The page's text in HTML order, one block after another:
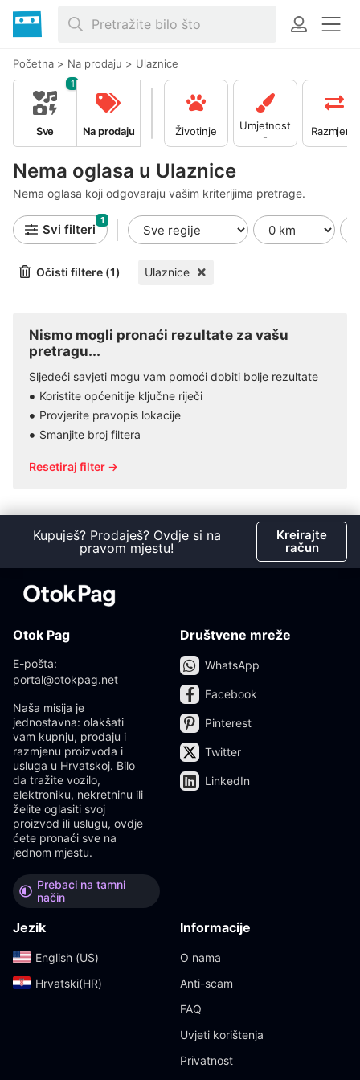
Početna > Na prodaju > Ulaznice
Nema oglasa u Ulaznice
Nema oglasa koji odgovaraju vašim kriterijima pretrage.
Sve
1
Na prodaju Životinje
Umjetnost
-
Kolekciona
Razmjena
Svi filteri
1
Očisti filtere (1) Ulaznice
Nismo mogli pronaći rezultate za vašu
pretragu...
Sljedeći savjeti mogu vam pomoći dobiti bolje rezultate
Koristite općenitije ključne riječi
Provjerite pravopis lokacije
Smanjite broj filtera
Resetiraj filter →
Kupuješ? Prodaješ? Ovdje si na
pravom mjestu!
Kreirajte
račun
Otok Pag
E-pošta:
portal@otokpag.net
Naša misija je
jednostavna: olakšati
vam kupnju, prodaju i
razmjenu proizvoda i
usluga u Hrvatskoj. Bilo
da tražite vozilo,
elektroniku, nekretninu ili
želite oglasiti svoj
proizvod ili uslugu, ovdje
ćete pronaći sve na
jednom mjestu.
Prebaci na tamni
način
Društvene mreže
WhatsApp
Facebook
Pinterest
Twitter
LinkedIn
Jezik
English (US)‎
Hrvatski(HR)‎
Informacije
O nama
Anti-scam
FAQ
Uvjeti korištenja
Privatnost